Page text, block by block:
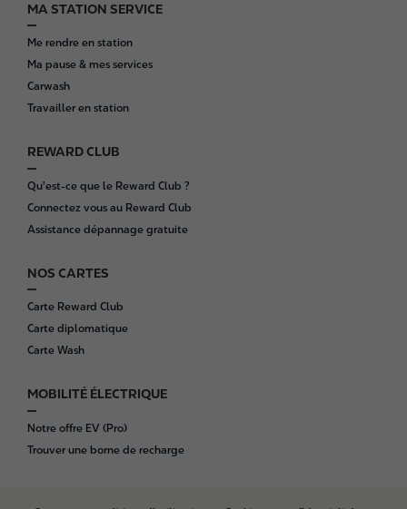
F
o
o
t
e
MA STATION SERVICE
Me rendre en station
Ma pause & mes services
Carwash
Travailler en station
REWARD CLUB
Qu'est-ce que le Reward Club ?
Connectez vous au Reward Club
Assistance dépannage gratuite
NOS CARTES
Carte Reward Club
Carte diplomatique
Carte Wash
MOBILITÉ ÉLECTRIQUE
Notre offre EV (Pro)
Trouver une borne de recharge